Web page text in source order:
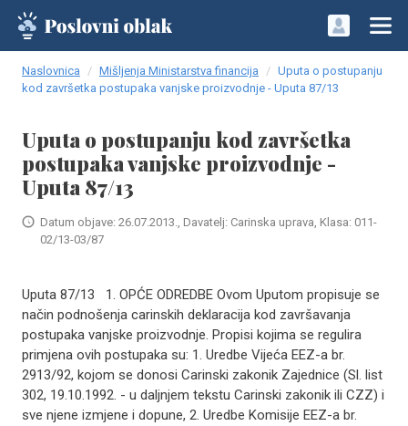
Naslovnica Mišljenja Ministarstva financija
Uputa o postupanju
kod završetka postupaka vanjske proizvodnje - Uputa 87/13
Uputa o postupanju kod završetka
postupaka vanjske proizvodnje -
Uputa 87/13
Datum objave: 26.07.2013., Davatelj: Carinska uprava, Klasa: 011-
02/13-03/87
Uputa 87/13 1. OPĆE ODREDBE Ovom Uputom propisuje se
način podnošenja carinskih deklaracija kod završavanja
postupaka vanjske proizvodnje. Propisi kojima se regulira
primjena ovih postupaka su: 1. Uredbe Vijeća EEZ-a br.
2913/92, kojom se donosi Carinski zakonik Zajednice (Sl. list
302, 19.10.1992. - u daljnjem tekstu Carinski zakonik ili CZZ) i
sve njene izmjene i dopune, 2. Uredbe Komisije EEZ-a br.